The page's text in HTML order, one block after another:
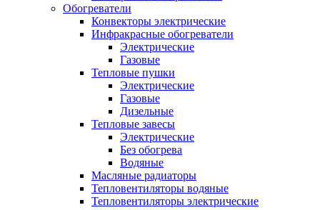
Обогреватели
Конвекторы электрические
Инфракрасные обогреватели
Электрические
Газовые
Тепловые пушки
Электрические
Газовые
Дизельные
Тепловые завесы
Электрические
Без обогрева
Водяные
Масляные радиаторы
Тепловентиляторы водяные
Тепловентиляторы электрические